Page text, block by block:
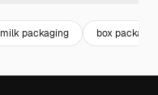
milk packaging box